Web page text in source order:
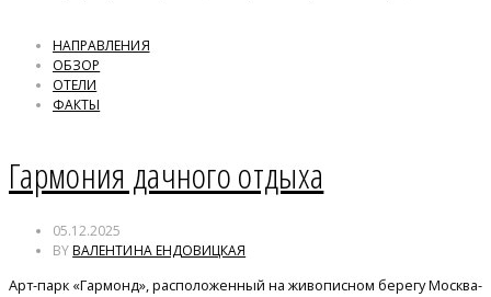
НАПРАВЛЕНИЯ
ОБЗОР
ОТЕЛИ
ФАКТЫ
Гармония дачного отдыха
05.12.2025
BYВАЛЕНТИНА ЕНДОВИЦКАЯ
Арт-парк «Гармонд», расположенный на живописном берегу Москва-